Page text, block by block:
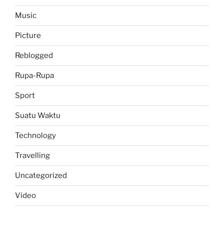
Music
Picture
Reblogged
Rupa-Rupa
Sport
Suatu Waktu
Technology
Travelling
Uncategorized
Video